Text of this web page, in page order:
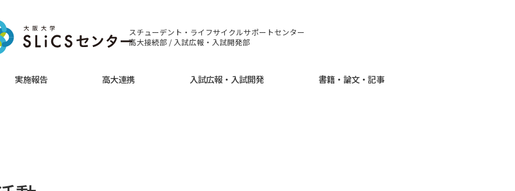
スチューデント・ライフサイクルサポートセンター
高大接続部 / 入試広報・入試開発部
実施報告 高大連携 入試広報・入試開発 書籍・論文・記事